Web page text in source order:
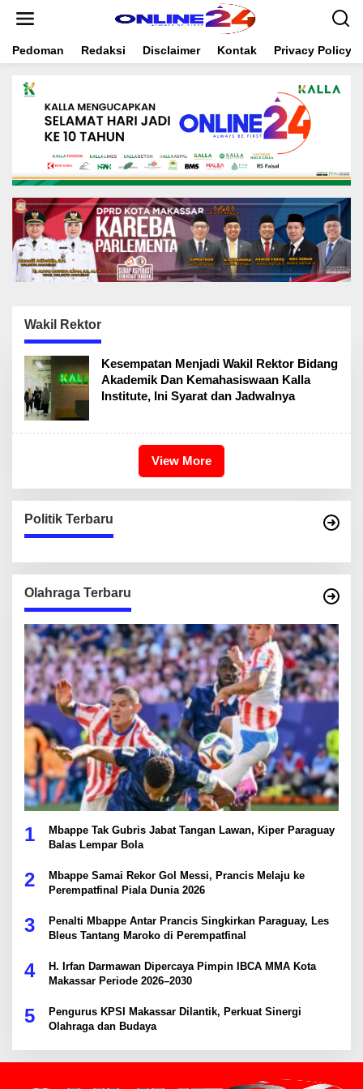
t
Pedoman Redaksi Disclaimer Kontak Privacy Policy
Wakil Rektor
Kesempatan Menjadi Wakil Rektor Bidang
Akademik Dan Kemahasiswaan Kalla
Institute, Ini Syarat dan Jadwalnya
View More
Politik Terbaru
Olahraga Terbaru
1
Mbappe Tak Gubris Jabat Tangan Lawan, Kiper Paraguay
Balas Lempar Bola
2
Mbappe Samai Rekor Gol Messi, Prancis Melaju ke
Perempatfinal Piala Dunia 2026
3
Penalti Mbappe Antar Prancis Singkirkan Paraguay, Les
Bleus Tantang Maroko di Perempatfinal
4
H. Irfan Darmawan Dipercaya Pimpin IBCA MMA Kota
Makassar Periode 2026–2030
5
Pengurus KPSI Makassar Dilantik, Perkuat Sinergi
Olahraga dan Budaya